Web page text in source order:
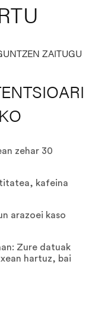
ZAITUGU
zehar 30
kafeina
arazoei kaso
Zure datuak
hartuz, bai